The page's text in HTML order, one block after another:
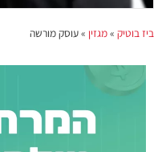
ביז בוטיק »מגזין »עוסק מורשה